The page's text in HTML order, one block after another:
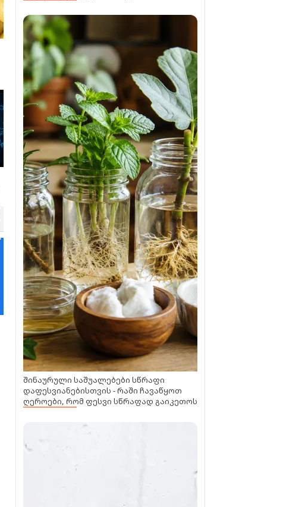
შინაურული საშუალებები სწრაფი
დაფესვიანებისთვის - რაში ჩავაწყოთ
ღეროები, რომ ფესვი სწრაფად გაიკეთოს